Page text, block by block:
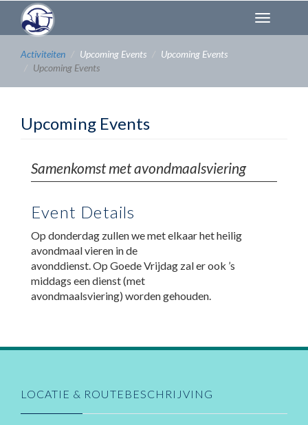
Overslaan
naar
inhoud
Activiteiten
Upcoming Events
Upcoming Events
Upcoming Events
Upcoming Events
Samenkomst met avondmaalsviering
Event Details
Op donderdag zullen we met elkaar het heilig
avondmaal vieren in de
avonddienst. Op Goede Vrijdag zal er ook ’s
middags een dienst (met
avondmaalsviering) worden gehouden.
LOCATIE & ROUTEBESCHRIJVING